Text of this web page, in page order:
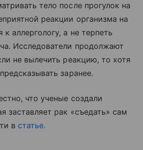
тело после прогулок на
реакции организма на
аллергологу, а не терпеть
Исследователи продолжают
не вылечить реакцию, то хотя
заранее.
что ученые создали
заставляет рак «съедать» сам
в статье.